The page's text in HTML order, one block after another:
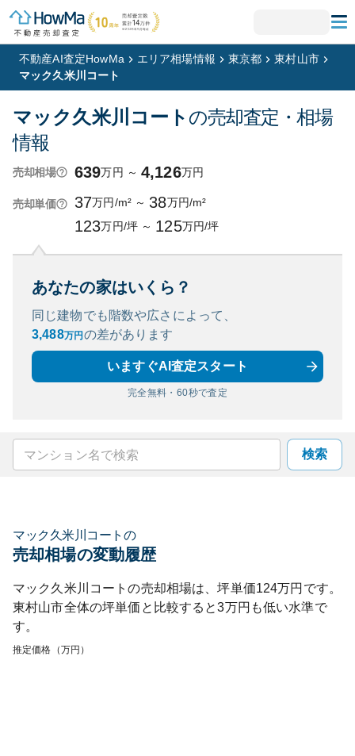
不動産AI査定HowMa エリア相場情報 東京都
東村山市
マック久米川コート
マック久米川コート の売却査定・相場
情報
売却相場 639万円 ～ 4,126万円
売却単価 37万円/m² ～ 38万円/m²
123万円/坪 ～ 125万円/坪
あなたの家はいくら？
同じ建物でも階数や広さによって、
3,488万円 の差があります
いますぐAI査定スタート
完全無料・60秒で査定
検索
マック久米川コート の
売却相場の変動履歴
マック久米川コートの売却相場は、坪単価124万円です。
東村山市全体の坪単価と比較すると3万円も低い水準で
す。
推定価格（万円）